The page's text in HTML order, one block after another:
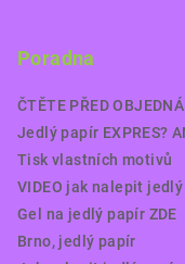
Poradna
ČTĚTE PŘED
Jedlý papír EXPRES?
Tisk vlastních motivů
VIDEO jak nalepit
Gel na jedlý papír ZDE
Brno, jedlý papír